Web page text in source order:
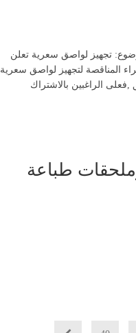
تجهيز لواصق سعرية تعلن
المناقصة لتجهيز لواصق سعرية
الراغبين بالاشتراك
طباعة